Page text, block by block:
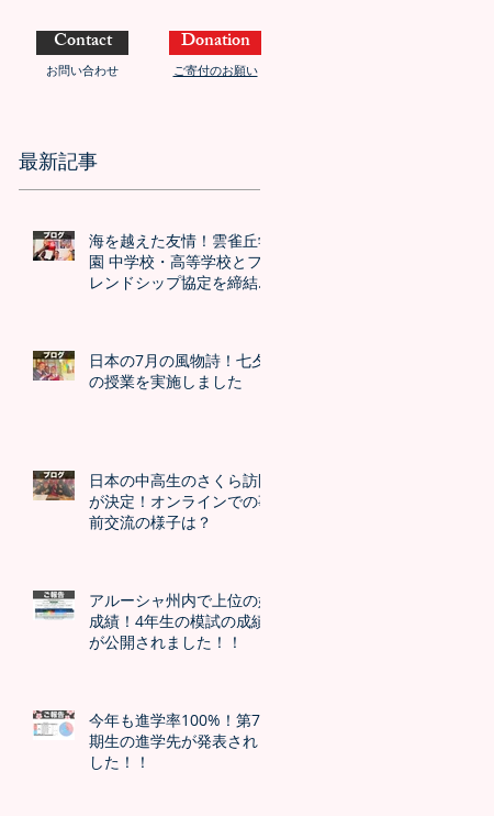
Contact
お問い合わせ
Donation
ご寄付のお願い
最新記事
海を越えた友情！雲雀丘学
園 中学校・高等学校とフ
レンドシップ協定を締結し
日本の7月の風物詩！七夕
の授業を実施しました
日本の中高生のさくら訪問
が決定！オンラインでの事
前交流の様子は？
アルーシャ州内で上位の好
成績！4年生の模試の成績
が公開されました！！
今年も進学率100%！第7
期生の進学先が発表されま
した！！